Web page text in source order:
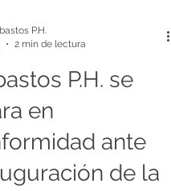
2 min de lectura
P.H. se
en
ante